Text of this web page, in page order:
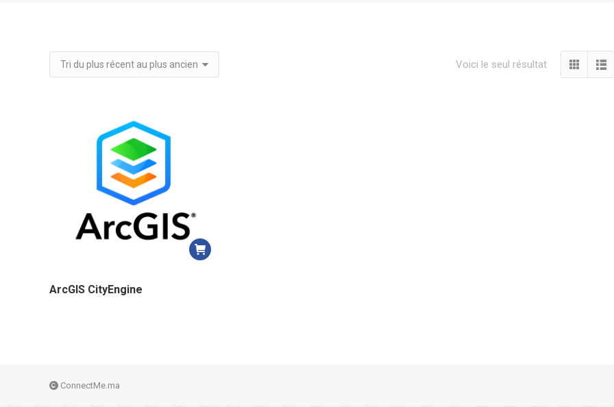
Voici le seul résultat
ArcGIS CityEngine
ConnectMe.ma